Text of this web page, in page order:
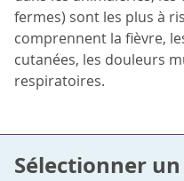
fermes) sont les plus à
comprennent la fièvre,
cutanées, les douleurs
respiratoires.
Sélectionner